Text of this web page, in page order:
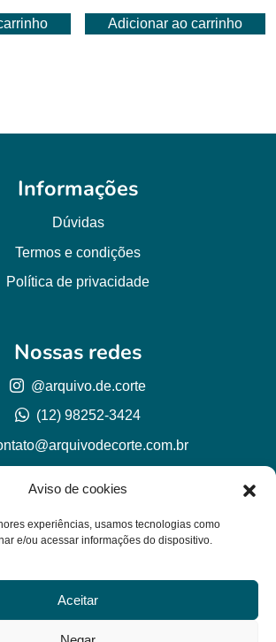
Aviso de cookies
experiências, usamos tecnologias como
e/ou acessar informações do dispositivo.
Aceitar
Adicionar ao carrinho
Informações
Dúvidas
Termos e condições
Política de privacidade
© Arquivo de corte 2026
57.978.789/0001-77
Nossas redes
@arquivo.de.corte
(12) 98252-3424